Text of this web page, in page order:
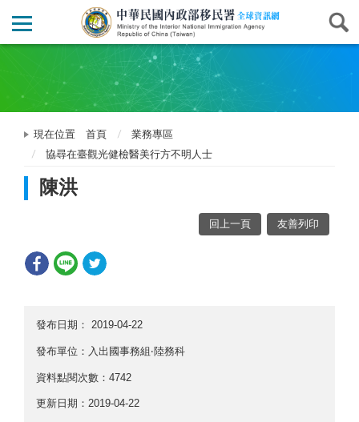
現在位置 首頁
業務專區
協尋在臺觀光健檢醫美行方不明人士
陳洪
回上一頁 友善列印
發布日期： 2019-04-22
發布單位：入出國事務組‧陸務科
資料點閱次數：4742
更新日期：2019-04-22